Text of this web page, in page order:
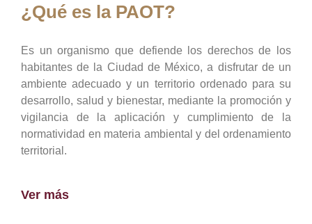
¿Qué es la PAOT?
Es un organismo que defiende los derechos de los
habitantes de la Ciudad de México, a disfrutar de un
ambiente adecuado y un territorio ordenado para su
desarrollo, salud y bienestar, mediante la promoción y
vigilancia de la aplicación y cumplimiento de la
normatividad en materia ambiental y del ordenamiento
territorial.
Ver más